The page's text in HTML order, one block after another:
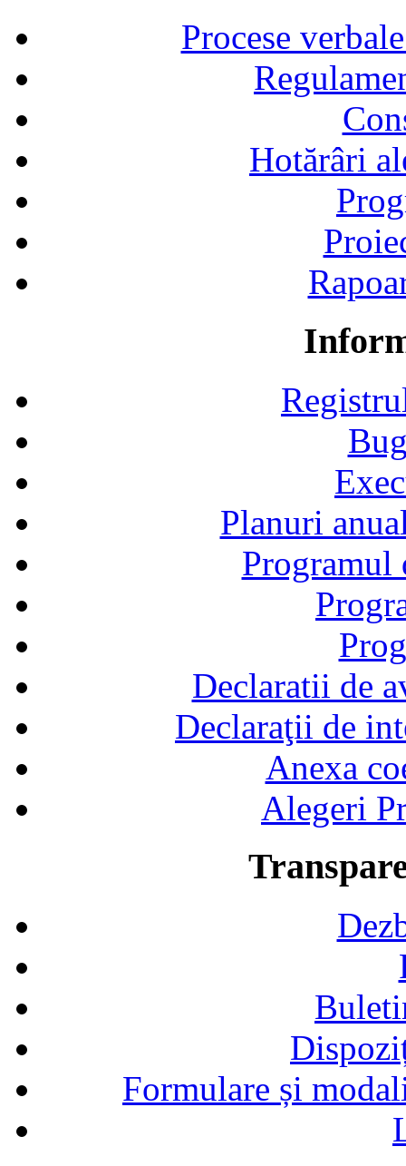
Procese
Hotărâri
Planuri
Declaratii de
Declaraţii de
Anexa
Alegeri
Formulare și